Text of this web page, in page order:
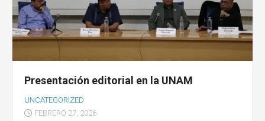
Presentación editorial en la UNAM
UNCATEGORIZED
FEBRERO 27, 2026